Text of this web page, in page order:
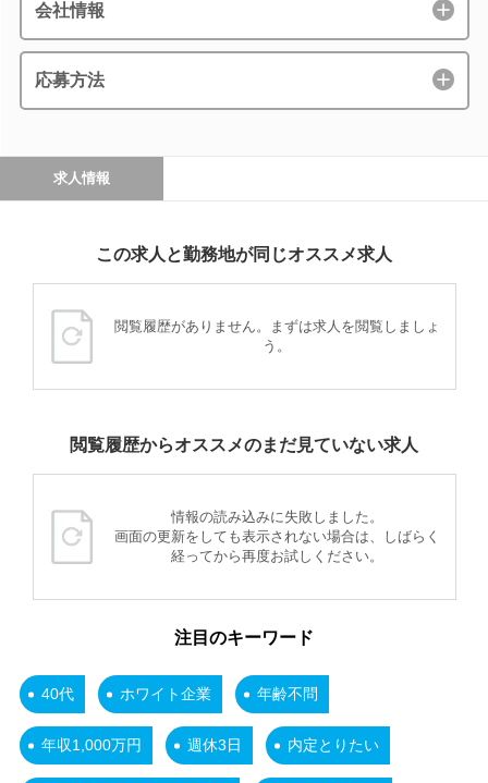
会社情報
応募方法
求人情報
この求人と勤務地が同じオススメ求人
閲覧履歴がありません。まずは求人を閲覧しましょ
う。
閲覧履歴からオススメのまだ見ていない求人
情報の読み込みに失敗しました。
画面の更新をしても表示されない場合は、しばらく
経ってから再度お試しください。
注目のキーワード
40代 ホワイト企業 年齢不問
年収1,000万円 週休3日 内定とりたい